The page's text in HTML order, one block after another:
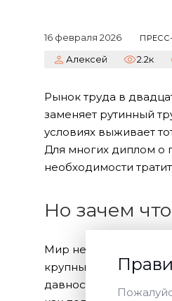
16 февраля 2026
Алексей 2.2к
Рынок труда в
заменяет рутинный
условиях выживает
Для многих диплом о
необходимости
Но зачем
Мир не стоит на
крупных городах
давности. Если вы